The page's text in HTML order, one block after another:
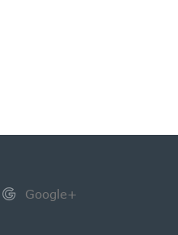
Google+